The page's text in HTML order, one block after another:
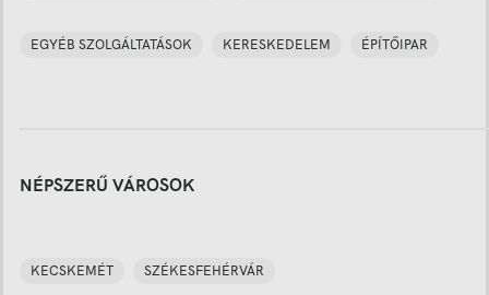
EGYÉB SZOLGÁLTATÁSOK KERESKEDELEM ÉPÍTŐIPAR
NÉPSZERŰ VÁROSOK
KECSKEMÉT SZÉKESFEHÉRVÁR